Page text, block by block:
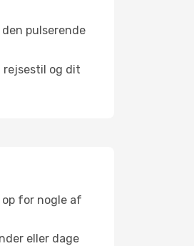
pulserende
rejsestil og dit
for nogle af
eller dage